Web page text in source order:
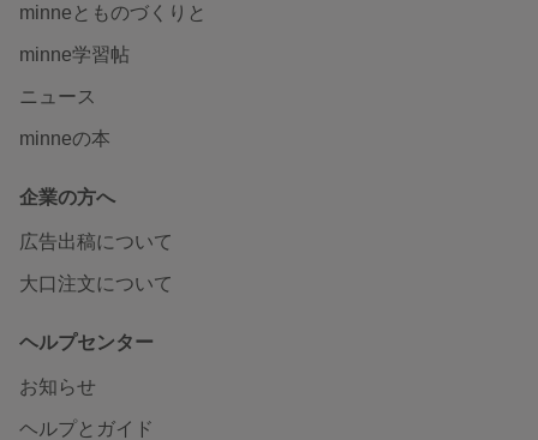
minneとものづくりと
minne学習帖
ニュース
minneの本
企業の方へ
広告出稿について
大口注文について
ヘルプセンター
お知らせ
ヘルプとガイド